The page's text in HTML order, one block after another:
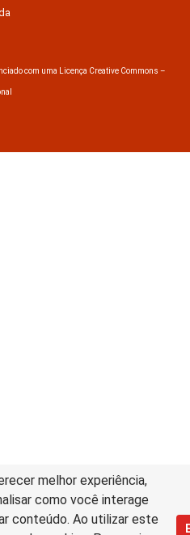
melhor experiência,
como você interage
conteúdo. Ao utilizar este
com uma Licença Creative Commons –